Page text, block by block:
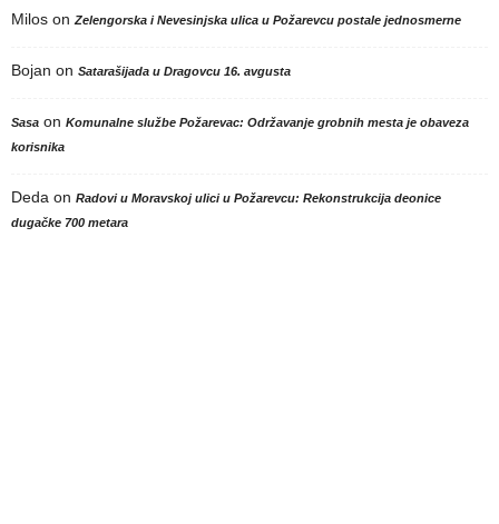
Milos on Zelengorska i Nevesinjska ulica u Požarevcu postale jednosmerne
Bojan on Satarašijada u Dragovcu 16. avgusta
Sasa on Komunalne službe Požarevac: Održavanje grobnih mesta je obaveza
korisnika
Deda on Radovi u Moravskoj ulici u Požarevcu: Rekonstrukcija deonice
dugačke 700 metara